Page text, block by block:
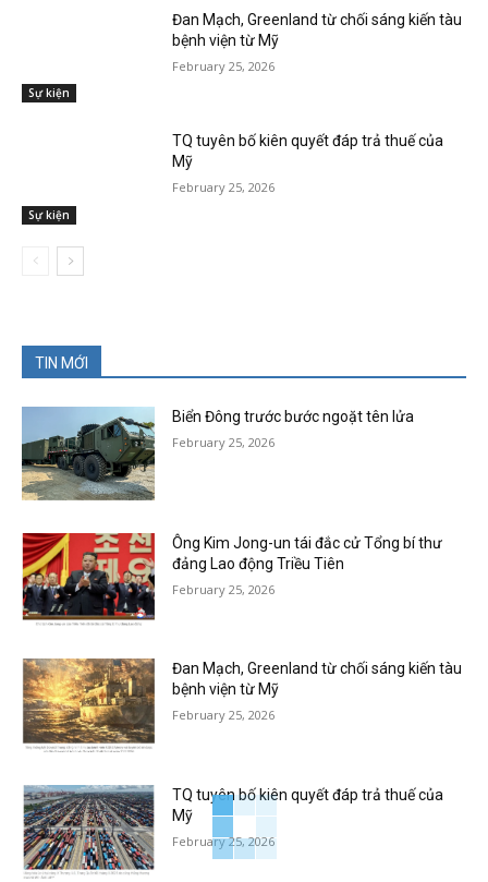
Sự kiện
Đan Mạch, Greenland từ chối sáng kiến tàu
bệnh viện từ Mỹ
February 25, 2026
Sự kiện
TQ tuyên bố kiên quyết đáp trả thuế của
Mỹ
February 25, 2026
TIN MỚI
Biển Đông trước bước ngoặt tên lửa
February 25, 2026
Ông Kim Jong-un tái đắc cử Tổng bí thư
đảng Lao động Triều Tiên
February 25, 2026
Đan Mạch, Greenland từ chối sáng kiến tàu
bệnh viện từ Mỹ
February 25, 2026
TQ tuyên bố kiên quyết đáp trả thuế của
Mỹ
February 25, 2026